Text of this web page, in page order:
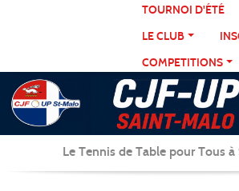
TOURNOI D'ÉTÉ
LE CLUB
COMPETITIONS
Le Tennis de Table pour Tous
Panneau de gestion des cookies